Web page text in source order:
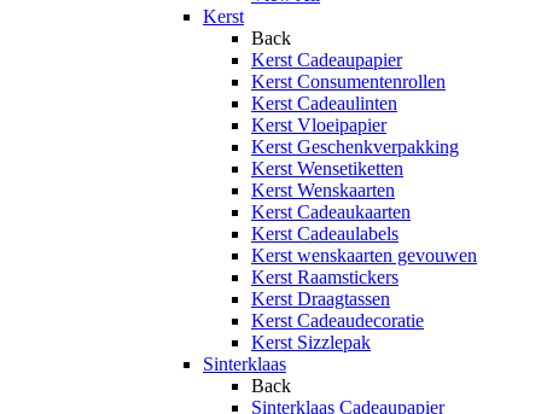
Kerst
Back
Kerst Cadeaupapier
Kerst Consumentenrollen
Kerst Cadeaulinten
Kerst Vloeipapier
Kerst Geschenkverpakking
Kerst Wensetiketten
Kerst Wenskaarten
Kerst Cadeaukaarten
Kerst Cadeaulabels
Kerst wenskaarten gevouwen
Kerst Raamstickers
Kerst Draagtassen
Kerst Cadeaudecoratie
Kerst Sizzlepak
Sinterklaas
Back
Sinterklaas Cadeaupapier